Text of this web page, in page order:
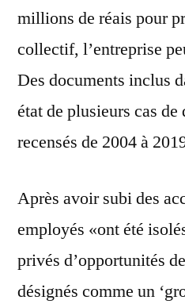
millions de réais pour
collectif, l’entreprise
Des documents inclus
état de plusieurs cas
recensés de 2004 à
Après avoir subi des
employés «ont été
privés d’opportunités
désignés comme un